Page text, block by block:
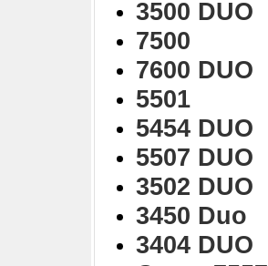
3500 DUO
7500
7600 DUO
5501
5454 DUO
5507 DUO
3502 DUO
3450 Duo
3404 DUO